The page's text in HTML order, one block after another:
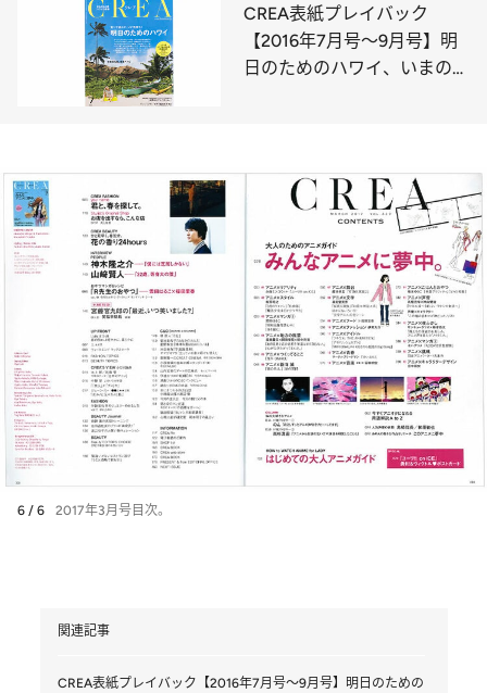
イブル
CREA表紙プレイバック
【2016年7月号～9月号】明
日のためのハワイ、いまの
6 / 6 2017年3月号目次。
関連記事
CREA表紙プレイバック【2016年7月号～9月号】明日のための